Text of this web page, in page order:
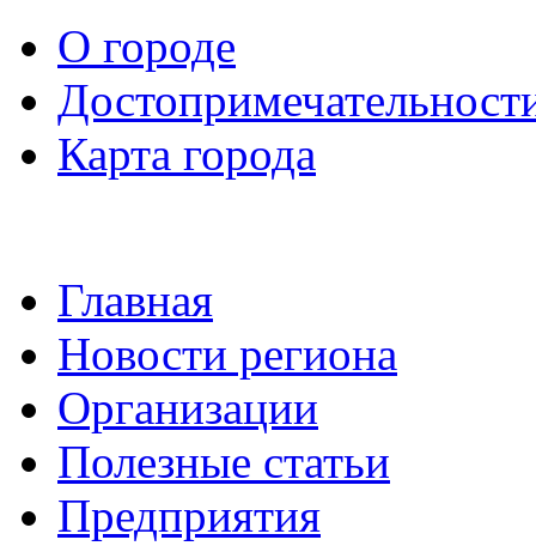
О городе
Карта города
Главная
Новости региона
Организации
Полезные статьи
Предприятия